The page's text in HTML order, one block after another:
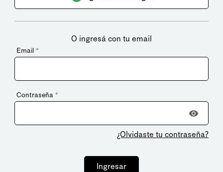
O ingresá con tu email
Email *
Contraseña *
¿Olvidaste tu contraseña?
Ingresar